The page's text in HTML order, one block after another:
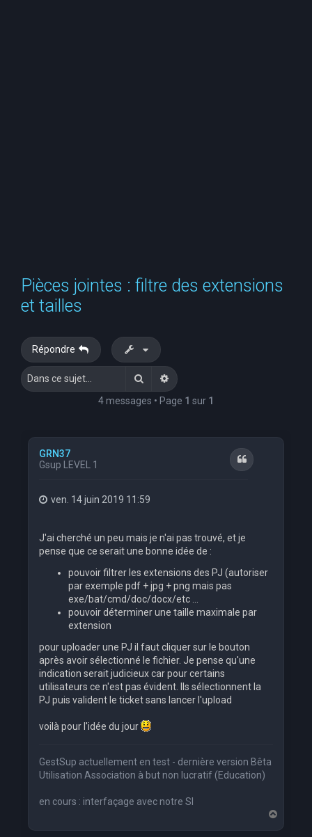
Pièces jointes : filtre des extensions
et tailles
Répondre
RechercherRecherche avancée
4 messages • Page 1 sur 1
GRN37
Gsup LEVEL 1
Citation
ven. 14 juin 2019 11:59
J'ai cherché un peu mais je n'ai pas trouvé, et je
pense que ce serait une bonne idée de :
pouvoir filtrer les extensions des PJ (autoriser
par exemple pdf + jpg + png mais pas
exe/bat/cmd/doc/docx/etc ...
pouvoir déterminer une taille maximale par
extension
pour uploader une PJ il faut cliquer sur le bouton
après avoir sélectionné le fichier. Je pense qu'une
indication serait judicieux car pour certains
utilisateurs ce n'est pas évident. Ils sélectionnent la
PJ puis valident le ticket sans lancer l'upload
voilà pour l'idée du jour
GestSup actuellement en test - dernière version Bêta
Utilisation Association à but non lucratif (Education)
en cours : interfaçage avec notre SI
a